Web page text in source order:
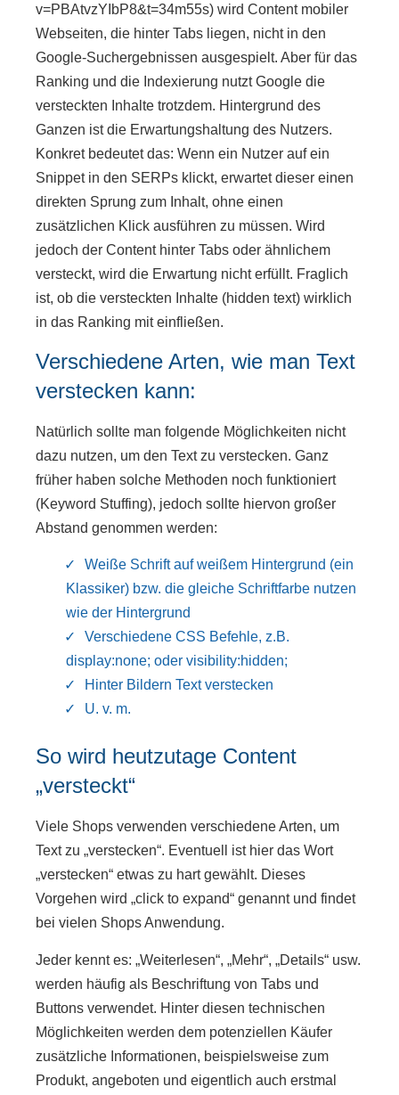
v=PBAtvzYIbP8&t=34m55s) wird Content mobiler
Webseiten, die hinter Tabs liegen, nicht in den
Google-Suchergebnissen ausgespielt. Aber für das
Ranking und die Indexierung nutzt Google die
versteckten Inhalte trotzdem. Hintergrund des
Ganzen ist die Erwartungshaltung des Nutzers.
Konkret bedeutet das: Wenn ein Nutzer auf ein
Snippet in den SERPs klickt, erwartet dieser einen
direkten Sprung zum Inhalt, ohne einen
zusätzlichen Klick ausführen zu müssen. Wird
jedoch der Content hinter Tabs oder ähnlichem
versteckt, wird die Erwartung nicht erfüllt. Fraglich
ist, ob die versteckten Inhalte (hidden text) wirklich
in das Ranking mit einfließen.
Verschiedene Arten, wie man Text
verstecken kann:
Natürlich sollte man folgende Möglichkeiten nicht
dazu nutzen, um den Text zu verstecken. Ganz
früher haben solche Methoden noch funktioniert
(Keyword Stuffing), jedoch sollte hiervon großer
Abstand genommen werden:
Weiße Schrift auf weißem Hintergrund (ein
Klassiker) bzw. die gleiche Schriftfarbe nutzen
wie der Hintergrund
Verschiedene CSS Befehle, z.B.
display:none; oder visibility:hidden;
Hinter Bildern Text verstecken
U. v. m.
So wird heutzutage Content
„versteckt“
Viele Shops verwenden verschiedene Arten, um
Text zu „verstecken“. Eventuell ist hier das Wort
„verstecken“ etwas zu hart gewählt. Dieses
Vorgehen wird „click to expand“ genannt und findet
bei vielen Shops Anwendung.
Jeder kennt es: „Weiterlesen“, „Mehr“, „Details“ usw.
werden häufig als Beschriftung von Tabs und
Buttons verwendet. Hinter diesen technischen
Möglichkeiten werden dem potenziellen Käufer
zusätzliche Informationen, beispielsweise zum
Produkt, angeboten und eigentlich auch erstmal